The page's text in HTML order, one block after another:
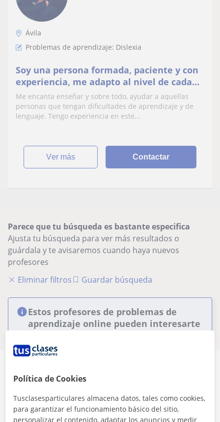
Ávila
Problemas de aprendizaje: Dislexia
Soy una persona formada, paciente y con
experiencia, me adapto al nivel de cada
alumno.
Me encanta enseñar y sobre todo, ayudar a aquellas
personas que tengan dificultades de aprendizaje y de
lenguaje. Tengo experiencia en este...
ver más Contactar
Parece que tu búsqueda es bastante especifica
Ajusta tu búsqueda para ver más resultados o
guárdala y te avisaremos cuando haya nuevos
profesores
Eliminar filtros
Guardar búsqueda
Estos profesores de problemas de
aprendizaje online pueden interesarte
Seguridad
Política de Cookies
Tusclasesparticulares almacena datos, tales como cookies,
para garantizar el funcionamiento básico del sitio,
personalizar el contenido, adaptar los anuncios y medir